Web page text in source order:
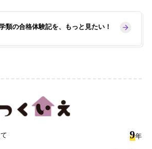
類の合格体験記を、もっと見たい！
9年